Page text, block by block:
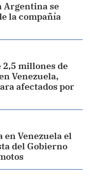
Argentina se
la compañía
2,5 millones de
Venezuela,
afectados por
en Venezuela el
del Gobierno